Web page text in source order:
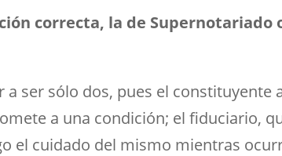
correcta, la de Supernotariado
ser sólo dos, pues el constituyente
a una condición; el fiduciario,
el cuidado del mismo mientras